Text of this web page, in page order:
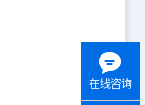
在线咨询